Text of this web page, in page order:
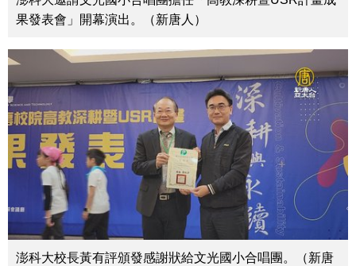
果發表會」開幕演出。（新唐人）
澎科大校長黃有評頒發感謝狀給文光國小合唱團。（新唐